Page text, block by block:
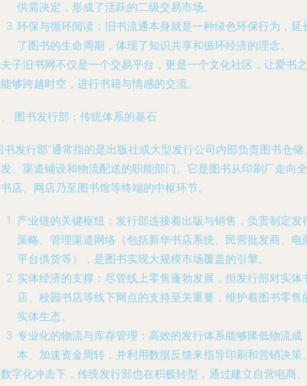
供需决定，形成了活跃的二级交易市场。
环保与循环阅读 ：旧书流通本身就是一种绿色环保行为，延
了图书的生命周期，体现了知识共享和循环经济的理念。
子旧书网不仅是一个交易平台，更是一个文化社区，让爱书之
够跨越时空，进行书籍与情感的交流。
图书发行部：传统体系的基石
书发行部”通常指的是出版社或大型发行公司内部负责图书仓储
、渠道铺设和物流配送的职能部门。它是图书从印刷厂走向全
店、网店乃至图书馆等终端的中枢环节。
产业链的关键枢纽 ：发行部连接着出版与销售，负责制定发
策略、管理渠道网络（包括新华书店系统、民营批发商、电
平台供货等），是图书实现大规模市场覆盖的引擎。
实体经济的支撑 ：尽管线上零售蓬勃发展，但发行部对实体
店、校园书店等线下网点的支持至关重要，维护着图书零售
实体生态。
专业化的物流与库存管理 ：高效的发行体系能够降低物流成
本、加速资金周转，并利用数据反馈来指导印刷和营销决策
字化冲击下，传统发行部也在积极转型，通过建立自营电商、